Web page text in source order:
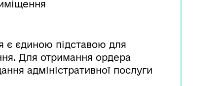
єдиною підставою для
Для отримання ордера
адміністративної послуги